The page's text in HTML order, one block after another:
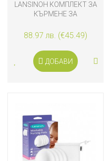
LANSINOH КОМПЛЕКТ ЗА
КЪРМЕНЕ ЗА
88.97 лв. (€45.49)
ДОБАВИ